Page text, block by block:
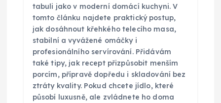
tabuli jako v moderní domácí kuchyni. V
tomto článku najdete praktický postup,
jak dosáhnout křehkého telecího masa,
stabilní a vyvážené omáčky i
profesionálního servírování. Přidávám
také tipy, jak recept přizpůsobit menším
porcím, přípravě dopředu i skladování bez
ztráty kvality. Pokud chcete jídlo, které
působí luxusně, ale zvládnete ho doma